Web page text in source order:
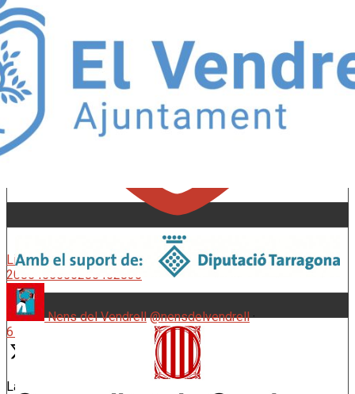
Like on Twitter 2085455506286452835 X
2085455506286452835
Nens del Vendrell @nensdelvendrell ·
6 ag.
Lamentem comunicar la mort dels Carlos González Postills,